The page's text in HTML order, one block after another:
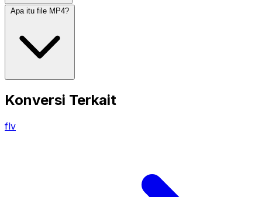
Apa itu file MP4?
Konversi Terkait
flv